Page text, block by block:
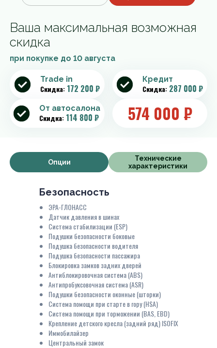
Ваша максимальная возможная
скидка
при покупке до 10 августа
Trade in
Скидка: 172 200 ₽
Кредит
Скидка: 287 000 ₽
От автосалона
Скидка: 114 800 ₽ 574 000 ₽
Опции
Технические
характеристики
Безопасность
ЭРА-ГЛОНАСС
Датчик давления в шинах
Система стабилизации (ESP)
Подушки безопасности боковые
Подушка безопасности водителя
Подушка безопасности пассажира
Блокировка замков задних дверей
Антиблокировочная система (ABS)
Антипробуксовочная система (ASR)
Подушки безопасности оконные (шторки)
Система помощи при старте в гору (HSA)
Система помощи при торможении (BAS, EBD)
Крепление детского кресла (задний ряд) ISOFIX
Иммобилайзер
Центральный замок